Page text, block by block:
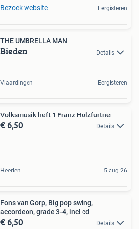
Bezoek website Eergisteren
THE UMBRELLA MAN
Bieden Details
Vlaardingen Eergisteren
Volksmusik heft 1 Franz Holzfurtner
€ 6,50 Details
Heerlen 5 aug 26
Fons van Gorp, Big pop swing,
accordeon, grade 3-4, incl cd
€ 6,50 Details